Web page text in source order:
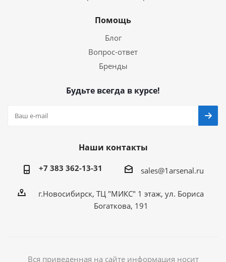
Помощь
Блог
Вопрос-ответ
Бренды
Будьте всегда в курсе!
Наши контакты
+7 383 362-13-31 sales@1arsenal.ru
г.Новосибирск, ТЦ "МИКС" 1 этаж, ул. Бориса
Богаткова, 191
Вся приведенная на сайте информация носит